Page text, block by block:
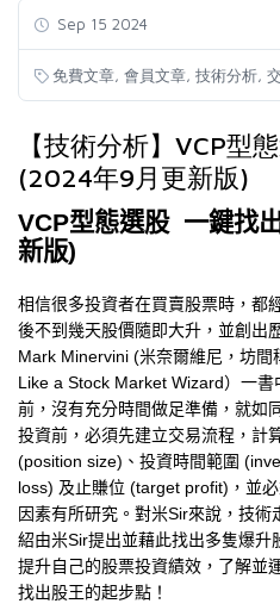
Sep 15 2024
免費文章 會員文章 技術分析
【技術分析】VCP型
(2024年9月更新版)
VCP型態選股 一鍵找
新版)
相信很多投資者在買賣股票時，都
後不到幾天股價隨即大升，並創出
Mark Minervini (米奈爾維尼，坊間
Like a Stock Market Wizard）一書
前，沒有充分時間做足準備，就如
投資前，必須先建立交易流程，計
(position size) 、投資時間範圍
loss) 及止賺位 (target profit) ，並
因素有所研究。對米Sir來說，技術
紹由米Sir提出並藉此找出多隻爆升
提升自己的股票投資績效，了解並
找出股王的起步點！